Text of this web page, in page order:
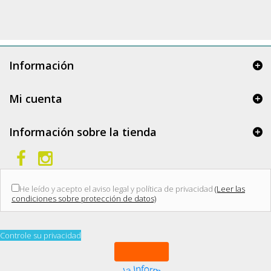
Información
Mi cuenta
Información sobre la tienda
He leído y acepto el aviso legal y política de privacidad (Leer las
condiciones sobre protección de datos)
Controle su privacidad